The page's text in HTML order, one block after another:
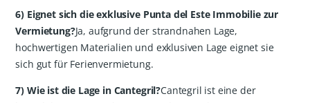
6) Eignet sich die exklusive Punta del Este Immobilie zur
Vermietung?Ja, aufgrund der strandnahen Lage,
hochwertigen Materialien und exklusiven Lage eignet sie
sich gut für Ferienvermietung.
7) Wie ist die Lage in Cantegril?Cantegril ist eine der